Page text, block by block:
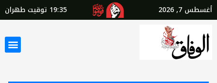
أغسطس 7, 2026 19:35 توقيت طهران